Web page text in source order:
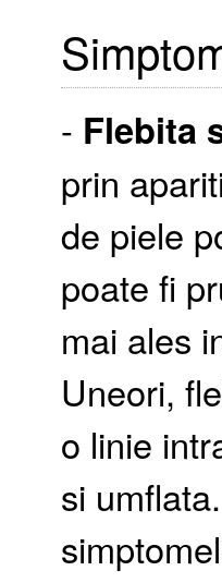
- Flebita
prin
de piele
poate fi
mai ales
Uneori,
o linie
si